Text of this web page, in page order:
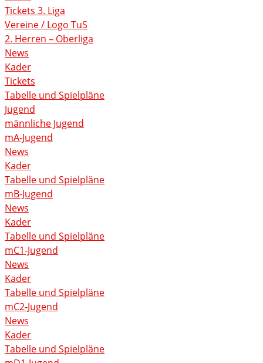
Tickets 3. Liga
Vereine / Logo TuS
2. Herren – Oberliga
News
Kader
Tickets
Tabelle und Spielpläne
Jugend
männliche Jugend
mA-Jugend
News
Kader
Tabelle und Spielpläne
mB-Jugend
News
Kader
Tabelle und Spielpläne
mC1-Jugend
News
Kader
Tabelle und Spielpläne
mC2-Jugend
News
Kader
Tabelle und Spielpläne